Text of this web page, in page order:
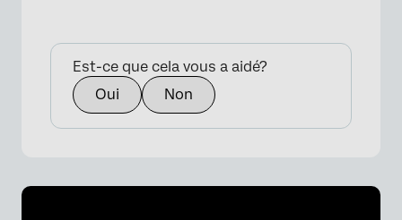
Est-ce que cela vous a aidé?
Oui
Non